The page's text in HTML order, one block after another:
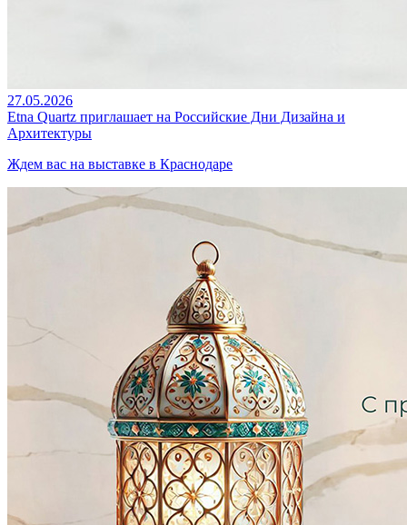
27.05.2026
Etna Quartz приглашает на Российские Дни Дизайна и
Архитектуры
Ждем вас на выставке в Краснодаре